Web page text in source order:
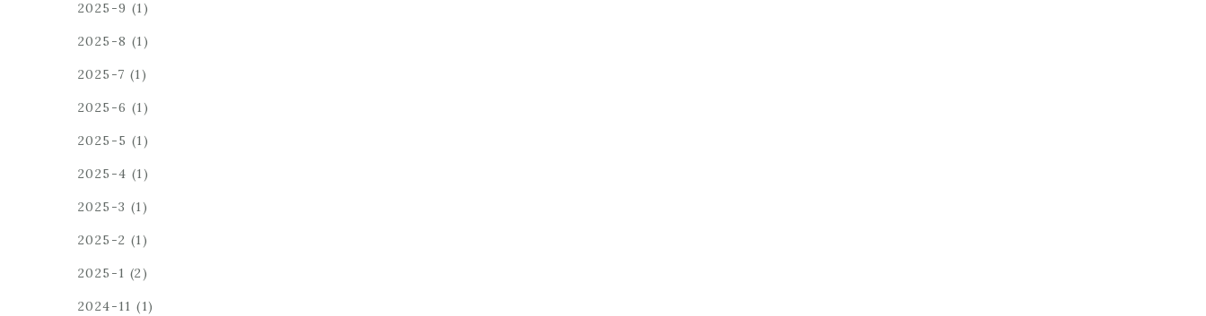
2025-9 (1)
2025-8 (1)
2025-7 (1)
2025-6 (1)
2025-5 (1)
2025-4 (1)
2025-3 (1)
2025-2 (1)
2025-1 (2)
2024-11 (1)